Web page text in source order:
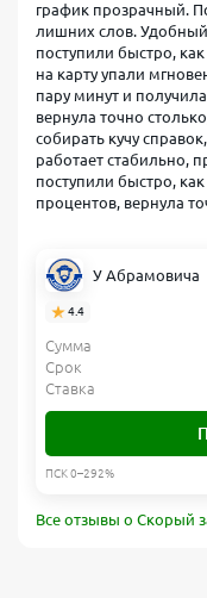
график прозрачный.
лишних слов. Удобный
поступили быстро,
на карту упали
пару минут и
вернула точно
собирать кучу
работает стабильно,
поступили быстро,
процентов, вернула
У Абрамовича
4.4
Сумма
Срок
Ставка
ПСК 0–292%
Все отзывы о Скорый